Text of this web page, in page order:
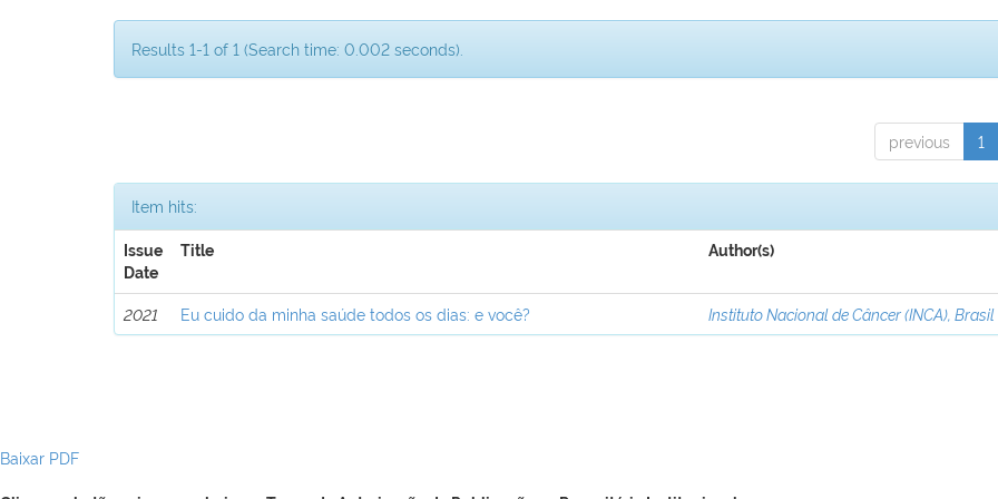
Results 1-1 of 1 (Search time: 0.002 seconds).
previous 1
Item hits:
Issue
Date
Title Author(s)
2021 Eu cuido da minha saúde todos os dias: e você? Instituto Nacional de Câncer (INCA), Brasil
Baixar PDF